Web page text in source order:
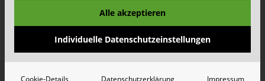
Wertstoffhof Xanten | Geänderte Öffnungszeiten
Wie Schönmackers die kommunale Entsorgung für
Alle akzeptieren
Individuelle Datenschutzeinstellungen
Cookie-Details Datenschutzerklärung Impressum